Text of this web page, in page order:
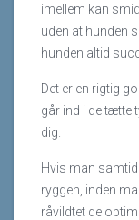
imellem kan
uden at hunden
hunden altid
Det er en rigtig
går ind i de tætte
dig.
Hvis man
ryggen, inden
råvildtet de